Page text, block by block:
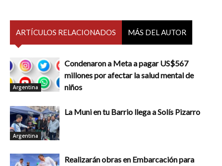
ARTÍCULOS RELACIONADOS MÁS DEL AUTOR
Argentina
Condenaron a Meta a pagar US$567
millones por afectar la salud mental de
niños
Argentina
La Muni en tu Barrio llega a Solís Pizarro
Realizarán obras en Embarcación para